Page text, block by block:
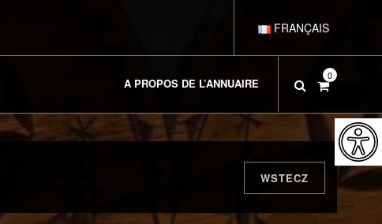
DEUTSCH
ENGLISH
FRANÇAIS
A PROPOS DE L’ANNUAIRE
0
WSTECZ